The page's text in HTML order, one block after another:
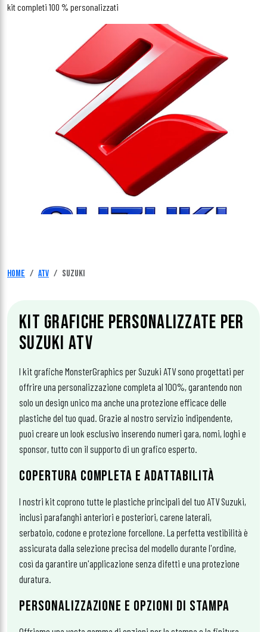
kit completi 100 % personalizzati
Home Atv Suzuki
KIT GRAFICHE PERSONALIZZATE PER
SUZUKI ATV
I kit grafiche MonsterGraphics per Suzuki ATV sono progettati per
offrire una personalizzazione completa al 100%, garantendo non
solo un design unico ma anche una protezione efficace delle
plastiche del tuo quad. Grazie al nostro servizio indipendente,
puoi creare un look esclusivo inserendo numeri gara, nomi, loghi e
sponsor, tutto con il supporto di un grafico esperto.
COPERTURA COMPLETA E ADATTABILITÀ
I nostri kit coprono tutte le plastiche principali del tuo ATV Suzuki,
inclusi parafanghi anteriori e posteriori, carene laterali,
serbatoio, codone e protezione forcellone. La perfetta vestibilità è
assicurata dalla selezione precisa del modello durante l'ordine,
così da garantire un'applicazione senza difetti e una protezione
duratura.
PERSONALIZZAZIONE E OPZIONI DI STAMPA